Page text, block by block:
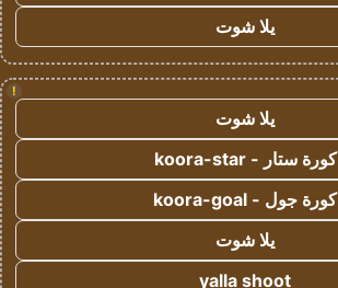
يلا شوت
!
يلا شوت
كورة ستار - koora-star
كورة جول - koora-goal
يلا شوت
yalla shoot